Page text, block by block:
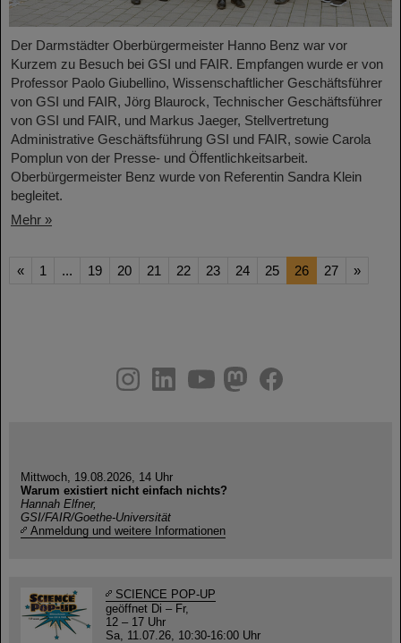
Der Darmstädter Oberbürgermeister Hanno Benz war vor
Kurzem zu Besuch bei GSI und FAIR. Empfangen wurde er von
Professor Paolo Giubellino, Wissenschaftlicher Geschäftsführer
von GSI und FAIR, Jörg Blaurock, Technischer Geschäftsführer
von GSI und FAIR, und Markus Jaeger, Stellvertretung
Administrative Geschäftsführung GSI und FAIR, sowie Carola
Pomplun von der Presse- und Öffentlichkeitsarbeit.
Oberbürgermeister Benz wurde von Referentin Sandra Klein
begleitet.
Mehr »
« 1 ... 19 20 21 22 23 24 25 26 27 »
youtube
helmholtz.social
facebook
Mittwoch, 19.08.2026, 14 Uhr
Warum existiert nicht einfach nichts?
Hannah Elfner,
GSI/FAIR/Goethe-Universität
Anmeldung und weitere Informationen
SCIENCE POP-UP
geöffnet Di – Fr,
12 – 17 Uhr
Sa, 11.07.26, 10:30-16:00 Uhr